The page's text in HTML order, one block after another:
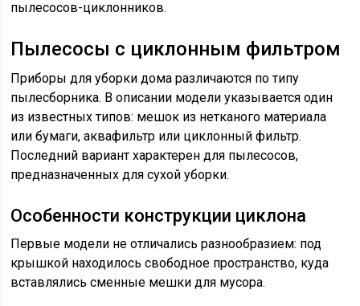
пылесосов-циклонников.
Пылесосы с циклонным фильтром
Приборы для уборки дома различаются по типу
пылесборника. В описании модели указывается один
из известных типов: мешок из нетканого материала
или бумаги, аквафильтр или циклонный фильтр.
Последний вариант характерен для пылесосов,
предназначенных для сухой уборки.
Особенности конструкции циклона
Первые модели не отличались разнообразием: под
крышкой находилось свободное пространство, куда
вставлялись сменные мешки для мусора.